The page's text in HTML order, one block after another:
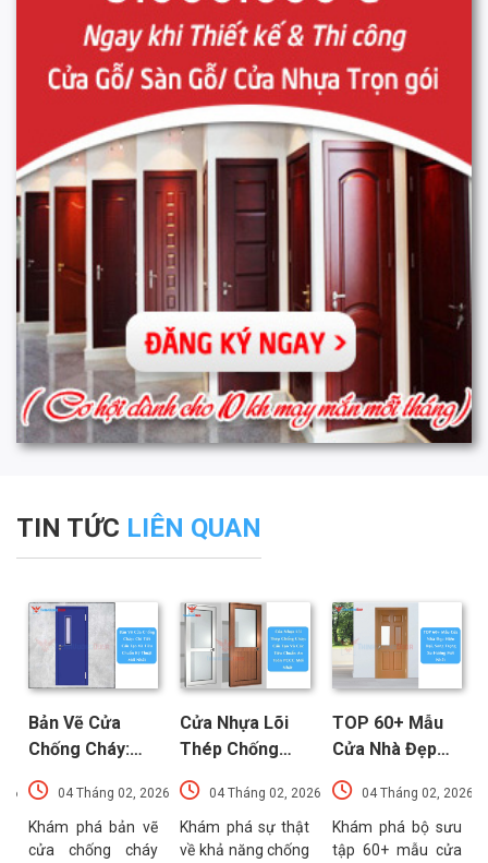
TIN TỨC LIÊN QUAN
Bản Vẽ Cửa
Chống Cháy:
Chi Tiết Cấu
Tạo Và Tiêu
Chuẩn Kỹ Thuật
Mới Nhất
04 Tháng 02, 2026
Khám phá bản vẽ
cửa chống cháy
Cửa Nhựa Lõi
Thép Chống
Cháy: Cấu Tạo
Và Các Tiêu
Chuẩn An Toàn
PCCC Mới Nhất
04 Tháng 02, 2026
Khám phá sự thật
về khả năng chống
TOP 60+ Mẫu
Cửa Nhà Đẹp
Hiện Đại, Sang
Trọng Xu
Hướng Mới Nhất
04 Tháng 02, 2026
Khám phá bộ sưu
tập 60+ mẫu cửa